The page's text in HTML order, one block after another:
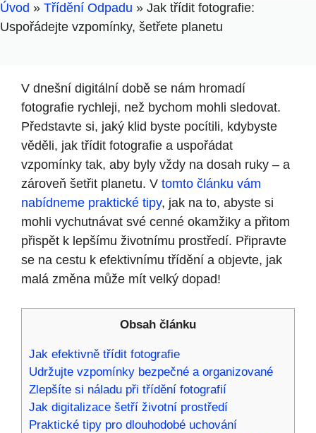
Úvod » Třídění Odpadu » Jak třídit fotografie:
Uspořádejte vzpomínky, šetřete planetu
V dnešní digitální době se nám hromadí
fotografie rychleji, než bychom mohli sledovat.
Představte si, jaký klid byste pocítili, kdybyste
věděli, jak třídit fotografie a uspořádat
vzpomínky tak, aby byly vždy na dosah ruky – a
zároveň šetřit planetu. V tomto článku vám
nabídneme praktické tipy, jak na to, abyste si
mohli vychutnávat své cenné okamžiky a přitom
přispět k lepšímu životnímu prostředí. Připravte
se na cestu k efektivnímu třídění a objevte, jak
malá změna může mít velký dopad!
Obsah článku
Jak efektivně třídit fotografie
Udržujte vzpomínky bezpečné a organizované
Zlepšíte si náladu při třídění fotografií
Jak digitalizace šetří životní prostředí
Praktické tipy pro dlouhodobé uchování